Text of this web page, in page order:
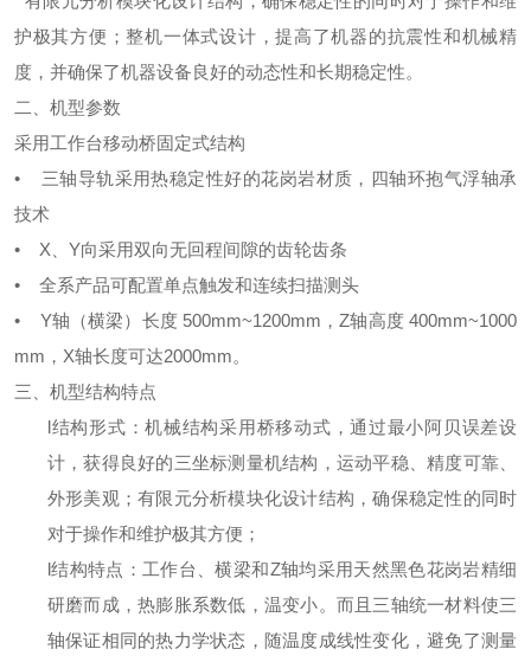
护极其方便；整机一体式设计，提高了机器的抗震性和机械精
度，并确保了机器设备良好的动态性和长期稳定性。
二、机型参数
采用工作台移动桥固定式结构
• 三轴导轨采用热稳定性好的花岗岩材质，四轴环抱气浮轴承
技术
• X
Y向采用双向无回程间隙的齿轮齿条
• 全系产品可配置单点触发和连续扫描测头
• Y轴（横梁）长度 500mm~1200mm ，Z轴高度400mm~1000
mm ， X轴长度可达2000mm。
三、机型结构特点
l结构形式：机械结构采用桥移动式，通过最小阿贝误差设
计，获得良好的三坐标测量机结构，运动平稳、精度可靠、
外形美观；有限元分析模块化设计结构，确保稳定性的同时
对于操作和维护极其方便；
l结构特点：工作台、横梁和Z轴均采用天然黑色花岗岩精细
研磨而成，热膨胀系数低，温变小。而且三轴统一材料使三
轴保证相同的热力学状态，随温度成线性变化，避免了测量